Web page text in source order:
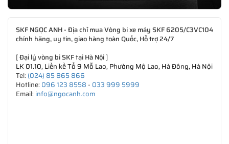
SKF NGỌC ANH - Địa chỉ mua Vòng bi xe máy SKF 6205/C3VC104
chính hãng, uy tín, giao hàng toàn Quốc, Hỗ trợ 24/7
[Đại lý vòng bi SKF tại Hà Nội]
LK 01.10, Liền kề Tổ 9 Mỗ Lao, Phường Mộ Lao, Hà Đông, Hà Nội
Tel: (024) 85 865 866
Hotline: 096 123 8558- 033 999 5999
Email: info@ngocanh.com